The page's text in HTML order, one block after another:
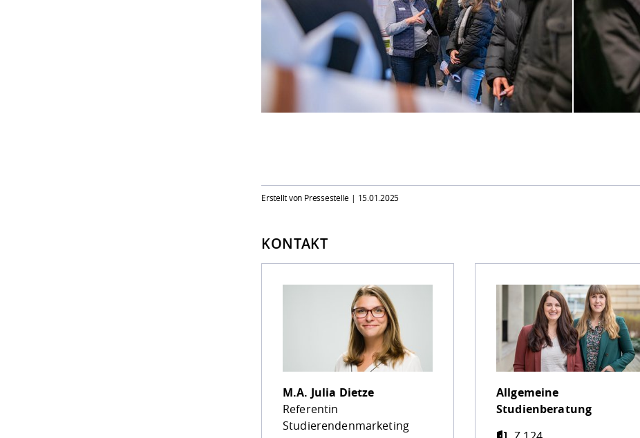
Erstellt von Pressestelle | 15.01.2025
KONTAKT
M.A. Julia Dietze
Referentin
Studierendenmarketing
Allgemeine
Studienberatung